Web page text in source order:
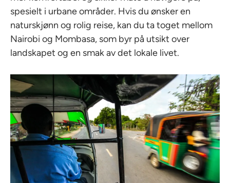
spesielt i urbane områder. Hvis du ønsker en
naturskjønn og rolig reise, kan du ta toget mellom
Nairobi og Mombasa, som byr på utsikt over
landskapet og en smak av det lokale livet.